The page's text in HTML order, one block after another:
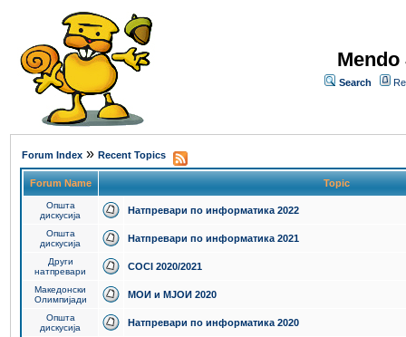
Search
Forum Index » Recent Topics
Forum Name Topic
Општа
дискусија
Натпревари по информатика 2022
Општа
дискусија
Натпревари по информатика 2021
Други
натпревари
COCI 2020/2021
Македонски
Олимпијади
МОИ и МЈОИ 2020
Општа
дискусија
Натпревари по информатика 2020